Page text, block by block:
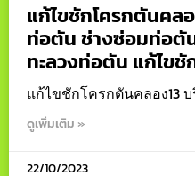
แก้ไขชักโครกตันคล
ท่อตัน ช่างซ่อมท่อตั
ทะลวงท่อตัน แก้ไขชั
แก้ไขชักโครกตันคลอง13
ดูเพิ่มเติม »
22/10/2023